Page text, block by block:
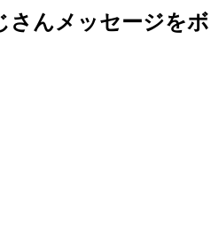
んメッセージを